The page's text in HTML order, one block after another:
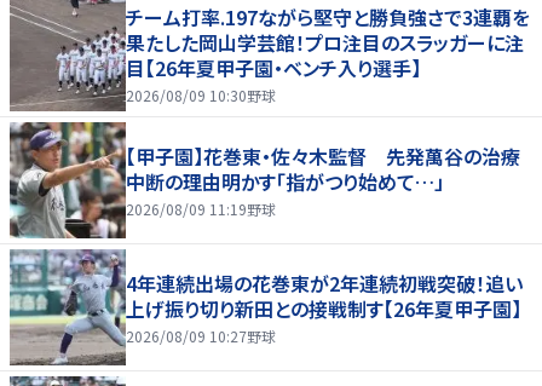
チーム打率.197ながら堅守と勝負強さで3連覇を
果たした岡山学芸館！プロ注目のスラッガーに注
目【26年夏甲子園・ベンチ入り選手】
2026/08/09 10:30野球
【甲子園】花巻東・佐々木監督 先発萬谷の治療
中断の理由明かす「指がつり始めて…」
2026/08/09 11:19野球
4年連続出場の花巻東が2年連続初戦突破！追い
上げ振り切り新田との接戦制す【26年夏甲子園】
2026/08/09 10:27野球